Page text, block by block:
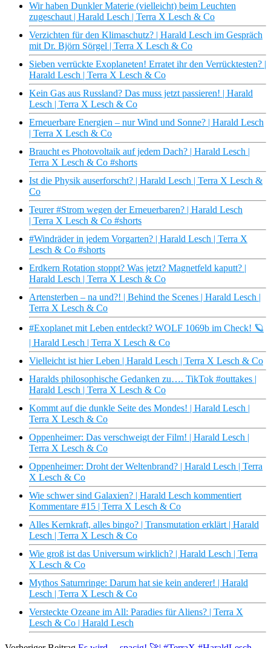
Wir haben Dunkler Materie (vielleicht) beim Leuchten
zugeschaut | Harald Lesch | Terra X Lesch & Co
Verzichten für den Klimaschutz? | Harald Lesch im Gespräch
mit Dr. Björn Sörgel | Terra X Lesch & Co
Sieben verrückte Exoplaneten! Erratet ihr den Verrücktesten? |
Harald Lesch | Terra X Lesch & Co
Kein Gas aus Russland? Das muss jetzt passieren! | Harald
Lesch | Terra X Lesch & Co
Erneuerbare Energien – nur Wind und Sonne? | Harald Lesch
| Terra X Lesch & Co
Braucht es Photovoltaik auf jedem Dach? | Harald Lesch |
Terra X Lesch & Co #shorts
Ist die Physik auserforscht? | Harald Lesch | Terra X Lesch &
Co
Teurer #Strom wegen der Erneuerbaren? | Harald Lesch
| Terra X Lesch & Co #shorts
#Windräder in jedem Vorgarten? | Harald Lesch | Terra X
Lesch & Co #shorts
Erdkern Rotation stoppt? Was jetzt? Magnetfeld kaputt? |
Harald Lesch | Terra X Lesch & Co
Artensterben – na und?! | Behind the Scenes | Harald Lesch |
Terra X Lesch & Co
#Exoplanet mit Leben entdeckt? WOLF 1069b im Check! 🪐
| Harald Lesch | Terra X Lesch & Co
Vielleicht ist hier Leben | Harald Lesch | Terra X Lesch & Co
Haralds philosophische Gedanken zu…. TikTok #outtakes |
Harald Lesch | Terra X Lesch & Co
Kommt auf die dunkle Seite des Mondes! | Harald Lesch |
Terra X Lesch & Co
Oppenheimer: Das verschweigt der Film! | Harald Lesch |
Terra X Lesch & Co
Oppenheimer: Droht der Weltenbrand? | Harald Lesch | Terra
X Lesch & Co
Wie schwer sind Galaxien? | Harald Lesch kommentiert
Kommentare #15 | Terra X Lesch & Co
Alles Kernkraft, alles bingo? | Transmutation erklärt | Harald
Lesch | Terra X Lesch & Co
Wie groß ist das Universum wirklich? | Harald Lesch | Terra
X Lesch & Co
Mythos Saturnringe: Darum hat sie kein anderer! | Harald
Lesch | Terra X Lesch & Co
Versteckte Ozeane im All: Paradies für Aliens? | Terra X
Lesch & Co | Harald Lesch